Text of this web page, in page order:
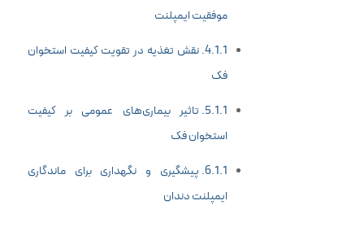
موفقیت ایمپلنت
نقش تغذیه در تقویت کیفیت استخوان
فک
تاثیر بیماری‌های عمومی بر کیفیت
استخوان فک
پیشگیری و نگهداری برای ماندگاری
ایمپلنت دندان